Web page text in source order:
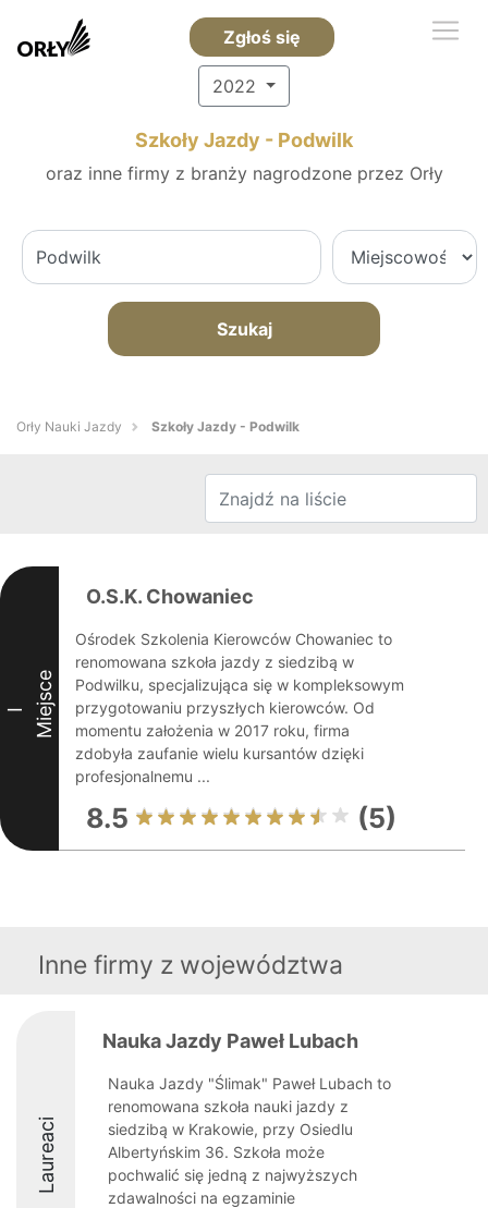
Zgłoś się
2022
Szkoły Jazdy - Podwilk
oraz inne firmy z branży nagrodzone przez Orły
Szukaj
Orły Nauki Jazdy Szkoły Jazdy - Podwilk
I Miejsce
O.S.K. Chowaniec
Ośrodek Szkolenia Kierowców Chowaniec to
renomowana szkoła jazdy z siedzibą w
Podwilku, specjalizująca się w kompleksowym
przygotowaniu przyszłych kierowców. Od
momentu założenia w 2017 roku, firma
zdobyła zaufanie wielu kursantów dzięki
profesjonalnemu ...
8.5 (5)
Inne firmy z województwa
Laureaci
Nauka Jazdy Paweł Lubach
Nauka Jazdy "Ślimak" Paweł Lubach to
renomowana szkoła nauki jazdy z
siedzibą w Krakowie, przy Osiedlu
Albertyńskim 36. Szkoła może
pochwalić się jedną z najwyższych
zdawalności na egzaminie